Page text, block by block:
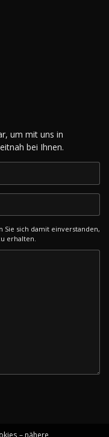
um mit uns in
bei Ihnen.
Sie sich damit einverstanden,
erhalten.
– nähere